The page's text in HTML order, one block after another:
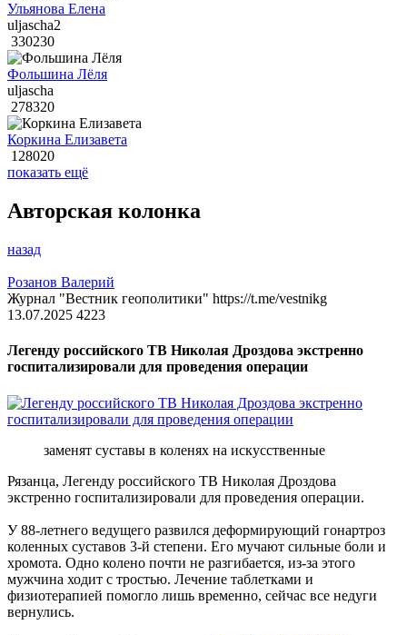
Ульянова Елена
uljascha2
330230
Фольшина Лёля
uljascha
278320
Коркина Елизавета
128020
показать ещё
Авторская колонка
назад
Розанов Валерий
Журнал "Вестник геополитики" https://t.me/vestnikg
13.07.2025 4223
Легенду российского ТВ Николая Дроздова экстренно
госпитализировали для проведения операции
заменят суставы в коленях на искусственные
Рязанца, Легенду российского ТВ Николая Дроздова
экстренно госпитализировали для проведения операции.
У 88-летнего ведущего развился деформирующий гонартроз
коленных суставов 3-й степени. Его мучают сильные боли и
хромота. Одно колено почти не разгибается, из-за этого
мужчина ходит с тростью. Лечение таблетками и
физиотерапией помогло лишь временно, сейчас все недуги
вернулись.